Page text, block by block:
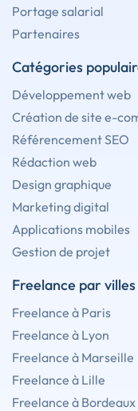
Portage salarial
Partenaires
Catégories
Développement web
Création de site e-
Référencement SEO
Rédaction web
Design graphique
Marketing digital
Applications mobiles
Gestion de projet
Freelance par villes
Freelance à Paris
Freelance à Lyon
Freelance à Marseille
Freelance à Lille
Freelance à Bordeaux